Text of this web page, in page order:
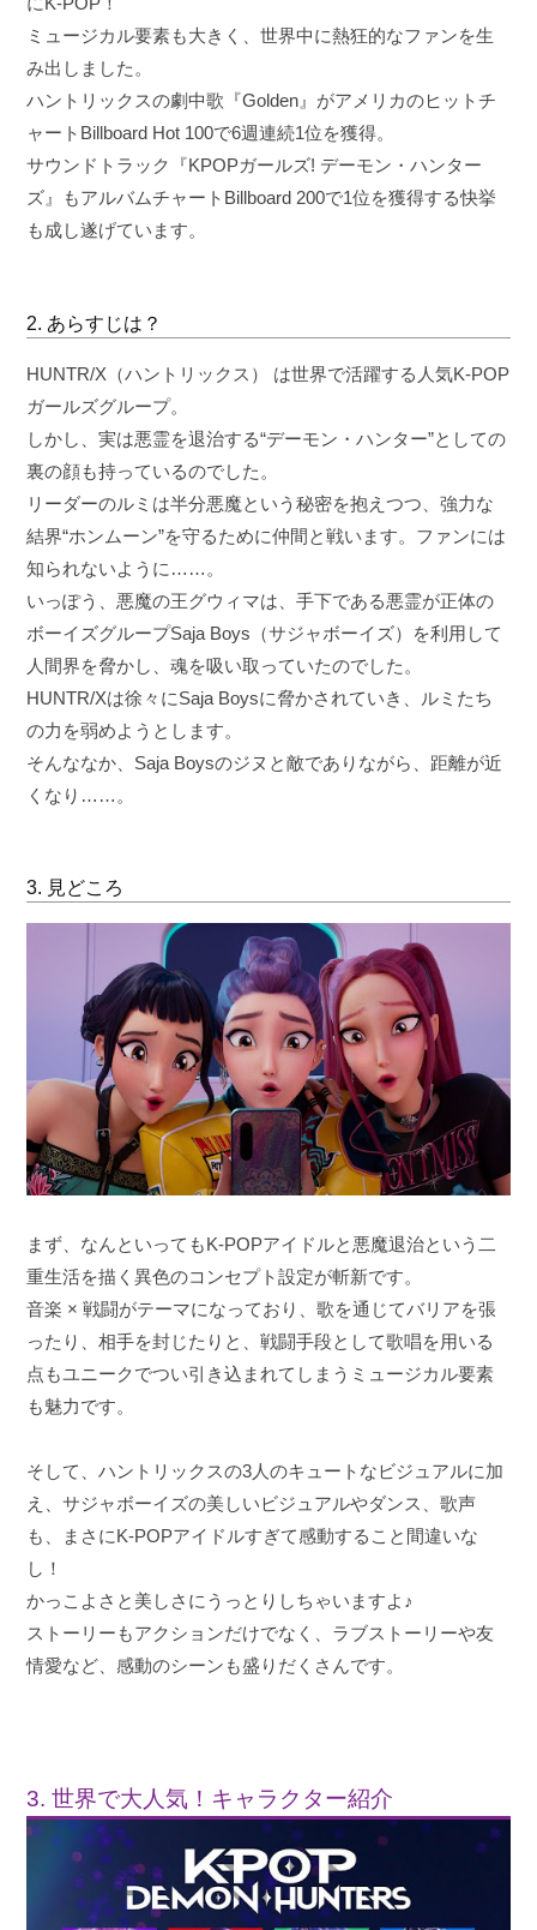
ミュージカル要素も大きく、世界中に熱狂的なファンを生
み出しました。
ハントリックスの劇中歌『Golden』がアメリカのヒットチ
ャートBillboard Hot 100で6週連続1位を獲得。
サウンドトラック『KPOPガールズ! デーモン・ハンター
ズ』もアルバムチャートBillboard 200で1位を獲得する快挙
も成し遂げています。
2. あらすじは？
HUNTR/X（ハントリックス） は世界で活躍する人気K-POP
ガールズグループ。
しかし、実は悪霊を退治する“デーモン・ハンター”としての
裏の顔も持っているのでした。
リーダーのルミは半分悪魔という秘密を抱えつつ、強力な
結界“ホンムーン”を守るために仲間と戦います。ファンには
知られないように……。
いっぽう、悪魔の王グウィマは、手下である悪霊が正体の
ボーイズグループSaja Boys（サジャボーイズ）を利用して
人間界を脅かし、魂を吸い取っていたのでした。
HUNTR/Xは徐々にSaja Boysに脅かされていき、ルミたち
の力を弱めようとします。
そんななか、Saja Boysのジヌと敵でありながら、距離が近
くなり……。
3. 見どころ
まず、なんといってもK-POPアイドルと悪魔退治という二
重生活を描く異色のコンセプト設定が斬新です。
音楽 × 戦闘がテーマになっており、歌を通じてバリアを張
ったり、相手を封じたりと、戦闘手段として歌唱を用いる
点もユニークでつい引き込まれてしまうミュージカル要素
も魅力です。
そして、ハントリックスの3人のキュートなビジュアルに加
え、サジャボーイズの美しいビジュアルやダンス、歌声
も、まさにK-POPアイドルすぎて感動すること間違いな
し！
かっこよさと美しさにうっとりしちゃいますよ♪
ストーリーもアクションだけでなく、ラブストーリーや友
情愛など、感動のシーンも盛りだくさんです。
3. 世界で大人気！キャラクター紹介